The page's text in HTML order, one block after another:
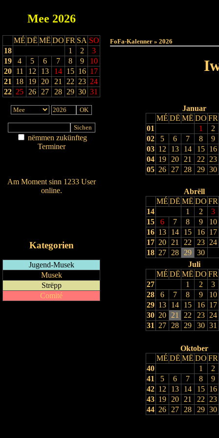
Mee 2026
MÉ DË MË DO FR SA SO
18
1 2
3
19
4 5 6 7 8 9
10
20 11 12 13 14 15 16 17
21
18 19 20 21 22 23 24
22 25 26 27 28 29 30 31
nëmmen zukünfteg
Terminer
Am Moment sinn 1233 User
online.
Kategorien
Jugend-Musek
Musek
Strëpp
Comité
FoFa-Kalenner » 2026
Januar
MÉ DË MË DO FR
01
1
2
02
5 6 7 8
9
03 12 13 14 15
16
04 19 20 21 22
23
05 26 27 28 29 30
Abrëll
MÉ DË MË DO FR
14
1 2
3
15
6 7 8 9
10
16 13 14 15 16
17
17 20 21 22 23
24
18 27 28 29
30
Juli
MÉ DË MË DO FR
27
1 2
3
28
6 7 8 9
10
29 13 14 15 16
17
30 20 21 22 23
24
31
27 28 29 30 31
Oktober
MÉ DË MË DO FR
40
1
2
41
5 6 7 8
9
42 12 13 14 15
16
43 19 20 21 22
23
44 26 27 28 29 30